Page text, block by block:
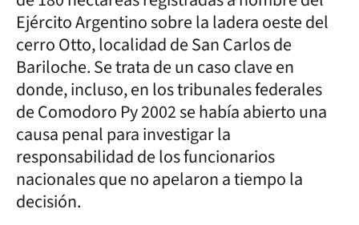
Ejército Argentino sobre la ladera oeste del
cerro Otto, localidad de San Carlos de
Bariloche. Se trata de un caso clave en
donde, incluso, en los tribunales federales
de Comodoro Py 2002 se había abierto una
causa penal para investigar la
responsabilidad de los funcionarios
nacionales que no apelaron a tiempo la
decisión.